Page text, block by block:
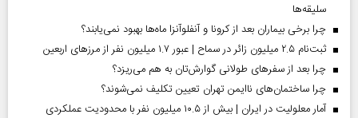
سلیقه‌ها
چرا برخی بیماران بعد از کرونا و آنفلوآنزا ماه‌ها بهبود نمی‌یابند؟
ثبت‌نام ۲.۵ میلیون زائر در سماح | عبور ۱.۷ میلیون نفر از مرز‌های اربعین
چرا بعد از سفرهای طولانی گوارش‌تان به هم می‌ریزد؟
چرا ساختمان‌های ناایمن تهران تعیین تکلیف نمی‌شوند؟
آمار معلولیت در ایران | بیش از ۱۰.۵ میلیون نفر با محدودیت عملکردی